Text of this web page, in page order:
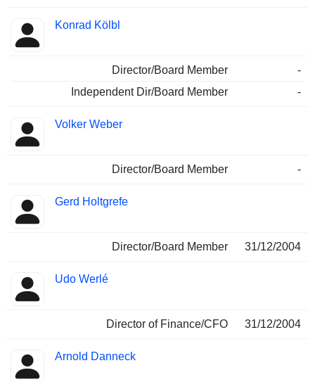
Konrad Kölbl
Director/Board Member
-
Independent Dir/Board Member
-
Volker Weber
Director/Board Member -
Gerd Holtgrefe
Director/Board Member 31/12/2004
Udo Werlé
Director of Finance/CFO 31/12/2004
Arnold Danneck